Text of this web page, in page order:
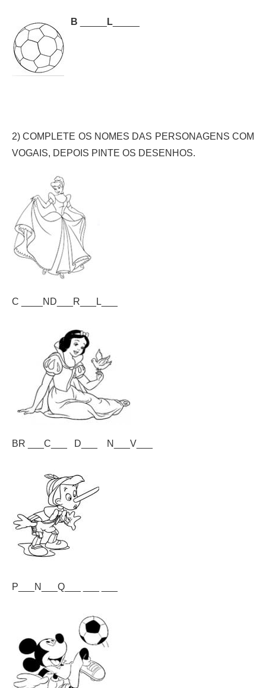
B L
2) COMPLETE OS NOMES DAS PERSONAGENS COM
VOGAIS, DEPOIS PINTE OS DESENHOS.
C ____ND___R___L___
BR ___C___ D___ N___V___
P___N___Q___ ___ ___